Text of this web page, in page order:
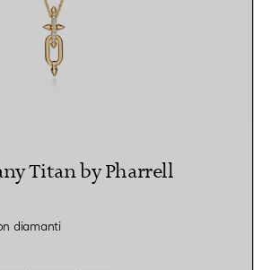
Titan by Pharrell
diamanti